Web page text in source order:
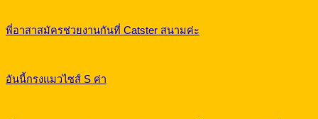
พี่อาสาสมัครช่วยงานกันที่ Catster สนามค่ะ
อันนี้กรงแมวไซส์ S ค่า